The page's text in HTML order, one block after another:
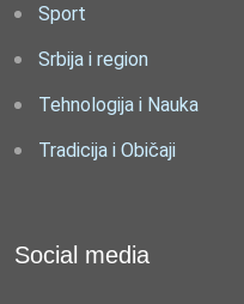
Sport
Srbija i region
Tehnologija i Nauka
Tradicija i Običaji
Social media